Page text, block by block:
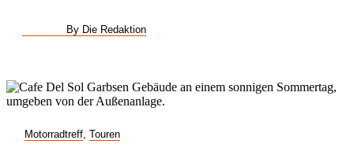
By Die Redaktion
Motorradtreff Touren